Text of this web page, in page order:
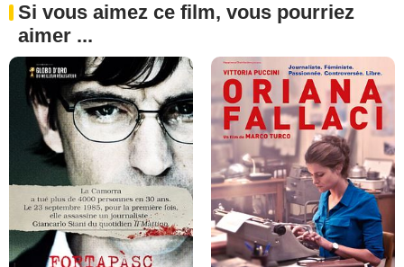
Si vous aimez ce film, vous pourriez
aimer ...